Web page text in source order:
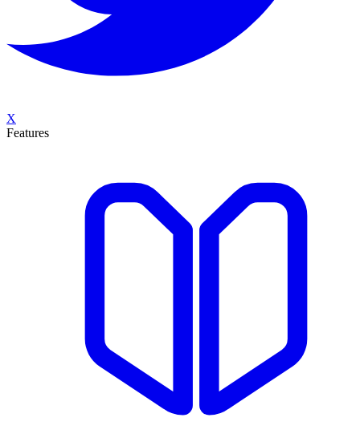
X
Features